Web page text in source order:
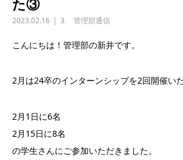
た③
2023.02.16 3. 管理部通信
こんにちは！管理部の新井です。
2月は24卒のインターンシップを2回開催い
2月1日に6名
2月15日に8名
の学生さんにご参加いただきました。